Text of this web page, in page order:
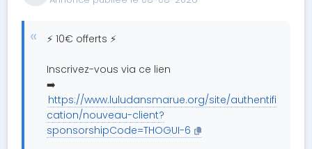
⚡ 10€ offerts ⚡
Inscrivez-vous via ce lien
➡️
https://www.luludansmarue.org/site/authentifi
cation/nouveau-client?
sponsorshipCode=THOGUI-6